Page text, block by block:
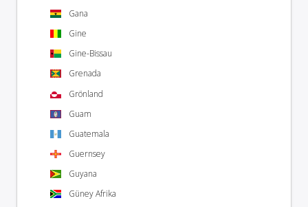
Gana
Gine
Gine-Bissau
Grenada
Grönland
Guam
Guatemala
Guernsey
Guyana
Güney Afrika